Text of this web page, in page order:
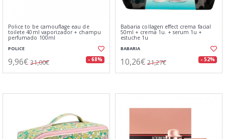
Police to be camouflage eau de
toilete 40ml vaporizador + champu
perfumado 100ml
POLICE
9,96€ 31,00€ - 68%
Babaria collagen effect crema facial
50ml + crema 1u. + serum 1u +
estuche 1u
BABARIA
10,26€ 21,27€ - 52%